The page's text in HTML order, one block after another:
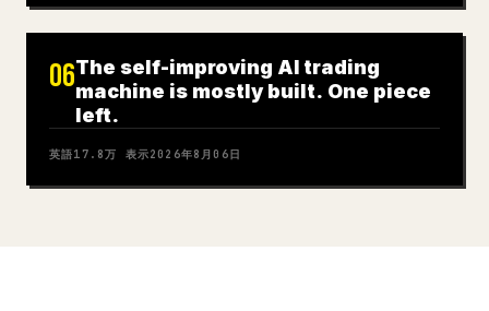
06The self-improving AI trading
machine is mostly built. One piece
left.
英語17.8万 表示2026年8月06日